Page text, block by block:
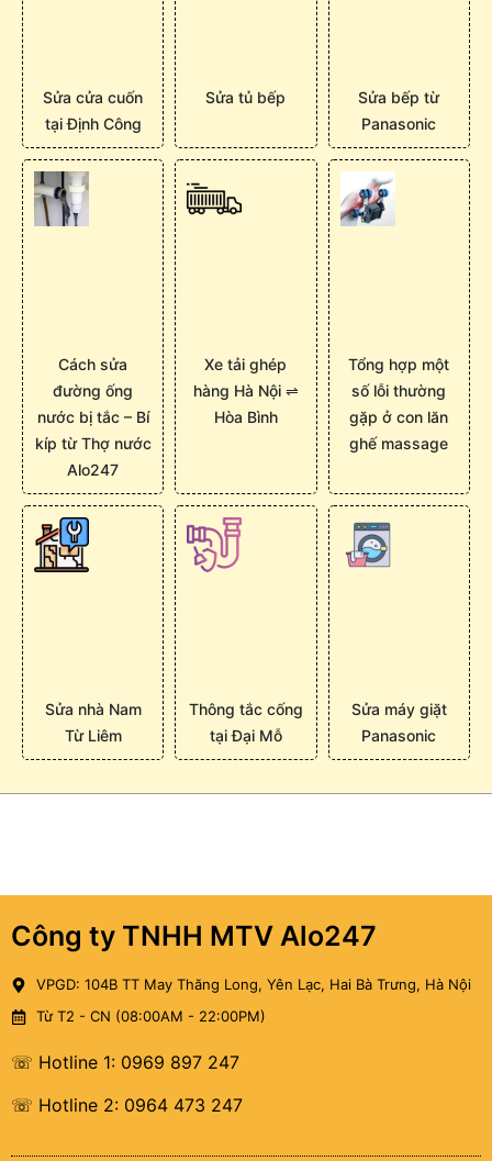
Sửa cửa cuốn
tại Định Công
Sửa tủ bếp
Sửa bếp từ
Panasonic
Cách sửa
đường ống
nước bị tắc – Bí
kíp từ Thợ nước
Alo247
Xe tải ghép
hàng Hà Nội ⇌
Hòa Bình
Tổng hợp một
số lỗi thường
gặp ở con lăn
ghế massage
Sửa nhà Nam
Từ Liêm
Thông tắc cống
tại Đại Mỗ
Sửa máy giặt
Panasonic
Công ty TNHH MTV Alo247
VPGD: 104B TT May Thăng Long, Yên Lạc, Hai Bà Trưng, Hà Nội
Từ T2 - CN (08:00AM - 22:00PM)
☏ Hotline 1: 0969 897 247
☏ Hotline 2: 0964 473 247